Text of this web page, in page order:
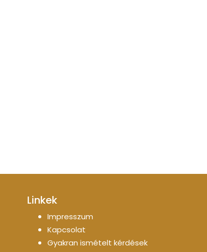
Linkek
Impresszum
Kapcsolat
Gyakran ismételt kérdések